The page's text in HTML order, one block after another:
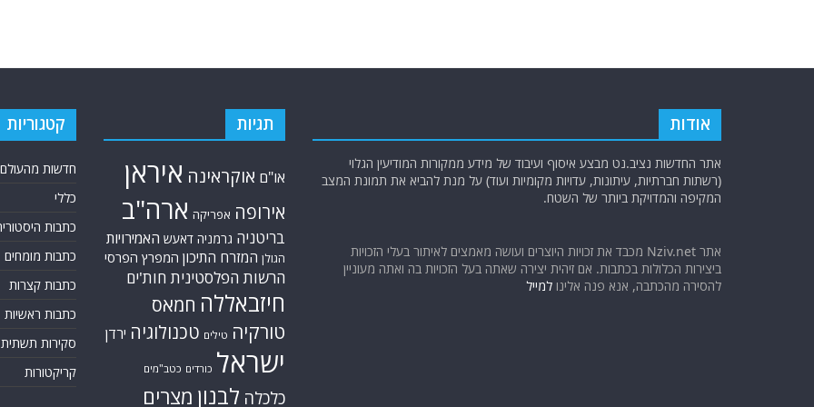
אודות
אתר החדשות נציב.נט מבצע איסוף ועיבוד של מידע ממקורות המודיעין הגלוי
(רשתות חברתיות, עיתונות, עדויות מקומיות ועוד) על מנת להביא את תמונת המצב
המקיפה והמדויקת ביותר של השטח.
אתר Nziv.net מכבד את זכויות היוצרים ועושה מאמצים לאיתור בעלי הזכויות
ביצירות הכלולות בכתבות. אם זיהית יצירה שאתה בעל הזכויות בה ואתה מעוניין
להסירה מהכתבה, אנא פנה אלינו למייל
תגיות
או"ם אוקראינה איראן
אירופה אפריקה ארה"ב
בריטניה גרמניה דאעש האמירויות
הגולן המזרח התיכון המפרץ הפרסי
הרשות הפלסטינית חות'ים
חיזבאללה חמאס
טורקיה טילים טכנולוגיה ירדן
ישראל כורדים כטב"מים
כלכלה לבנון מצרים
קטגוריות
חדשות מהעולם
כללי
כתבות
כתבות מומחים
כתבות קצרות
כתבות ראשיות
סקירות תשתית
קריקטורות